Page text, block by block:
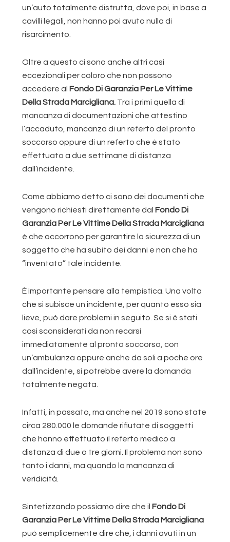
un’auto totalmente distrutta, dove poi, in base a
cavilli legali, non hanno poi avuto nulla di
risarcimento.
Oltre a questo ci sono anche altri casi
eccezionali per coloro che non possono
accedere al Fondo Di Garanzia Per Le Vittime
Della Strada Marcigliana. Tra i primi quella di
mancanza di documentazioni che attestino
l’accaduto, mancanza di un referto del pronto
soccorso oppure di un referto che è stato
effettuato a due settimane di distanza
dall’incidente.
Come abbiamo detto ci sono dei documenti che
vengono richiesti direttamente dal Fondo Di
Garanzia Per Le Vittime Della Strada Marcigliana
è che occorrono per garantire la sicurezza di un
soggetto che ha subito dei danni e non che ha
“inventato” tale incidente.
È importante pensare alla tempistica. Una volta
che si subisce un incidente, per quanto esso sia
lieve, può dare problemi in seguito. Se si è stati
cosi sconsiderati da non recarsi
immediatamente al pronto soccorso, con
un’ambulanza oppure anche da soli a poche ore
dall’incidente, si potrebbe avere la domanda
totalmente negata.
Infatti, in passato, ma anche nel 2019 sono state
circa 280.000 le domande rifiutate di soggetti
che hanno effettuato il referto medico a
distanza di due o tre giorni. Il problema non sono
tanto i danni, ma quando la mancanza di
veridicità.
Sintetizzando possiamo dire che il Fondo Di
Garanzia Per Le Vittime Della Strada Marcigliana
può semplicemente dire che, i danni avuti in un